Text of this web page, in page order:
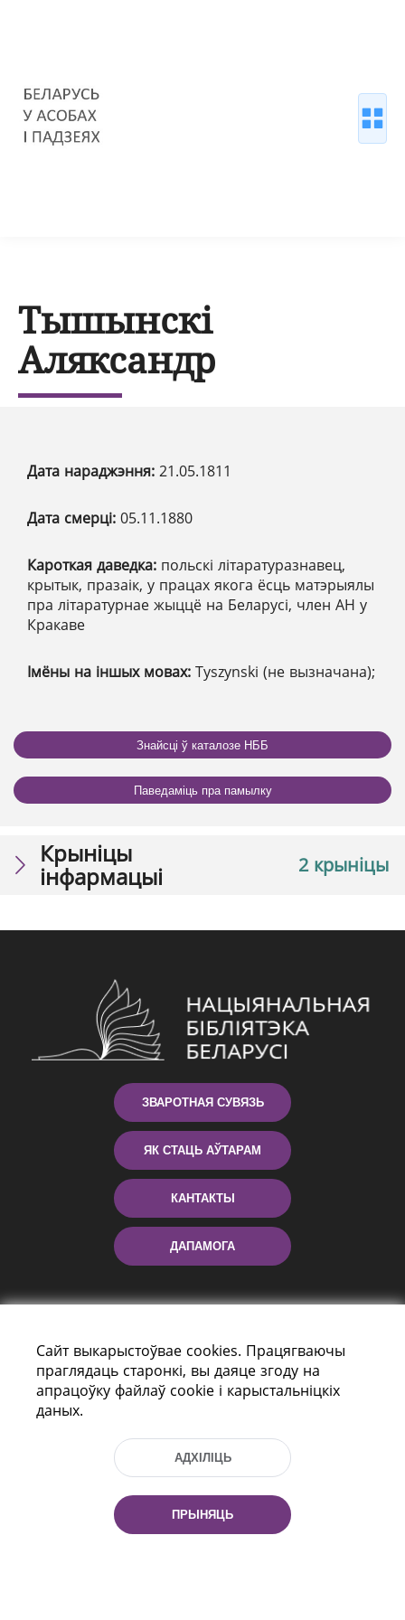
Тышынскі
Аляксандр
Дата нараджэння: 21.05.1811
Дата смерці: 05.11.1880
Кароткая даведка: польскі літаратуразнавец,
крытык, празаік, у працах якога ёсць матэрыялы
пра літаратурнае жыццё на Беларусі, член АН у
Кракаве
Імёны на іншых мовах: Tyszynski (не вызначана);
Знайсці ў каталозе НББ
Паведаміць пра памылку
2 крыніцы
Крыніцы
інфармацыі
ЗВАРОТНАЯ СУВЯЗЬ
ЯК СТАЦЬ АЎТАРАМ
КАНТАКТЫ
ДАПАМОГА
праспект Незалежнасці 116
г. Мiнск, Рэспубліка Беларусь, 220114
Тэл.: (+375 17) 368 37 37, Факс: (+375 17)
Эл. пошта: inbox@nlb.by
Сайт выкарыстоўвае cookies. Працягваючы
праглядаць старонкі, вы даяце згоду на
апрацоўку файлаў cookie і карыстальніцкіх
даных.
АДХІЛІЦЬ
ПРЫНЯЦЬ